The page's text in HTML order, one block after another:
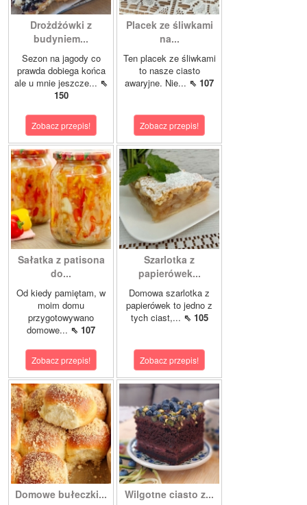
Drożdżówki z
budyniem...
Sezon na jagody co
prawda dobiega końca
ale u mnie jeszcze... ⇖
150
Zobacz przepis!
Placek ze śliwkami
na...
Ten placek ze śliwkami
to nasze ciasto
awaryjne. Nie... ⇖ 107
Zobacz przepis!
Sałatka z patisona
do...
Od kiedy pamiętam, w
moim domu
przygotowywano
domowe... ⇖ 107
Zobacz przepis!
Szarlotka z
papierówek...
Domowa szarlotka z
papierówek to jedno z
tych ciast,... ⇖ 105
Zobacz przepis!
Domowe bułeczki... Wilgotne ciasto z...